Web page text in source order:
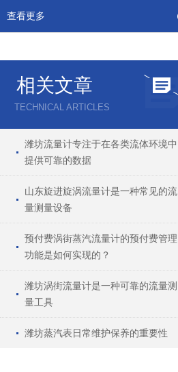
查看更多
相关文章
TECHNICAL ARTICLES
潍坊流量计专注于在各类流体环境中
提供可靠的数据
山东旋进旋涡流量计是一种常见的流
量测量设备
预付费涡街蒸汽流量计的预付费管理
功能是如何实现的？
潍坊涡街流量计是一种可靠的流量测
量工具
潍坊蒸汽表日常维护保养的重要性